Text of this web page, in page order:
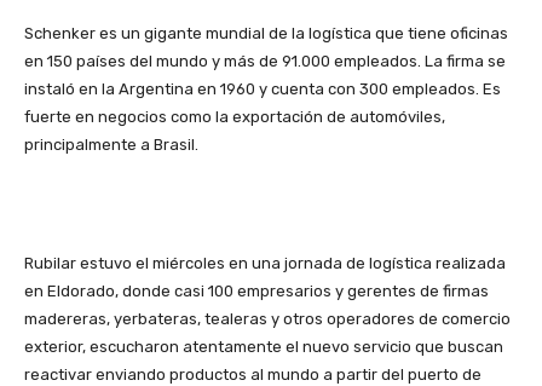
Schenker es un gigante mundial de la logística que tiene oficinas
en 150 países del mundo y más de 91.000 empleados. La firma se
instaló en la Argentina en 1960 y cuenta con 300 empleados. Es
fuerte en negocios como la exportación de automóviles,
principalmente a Brasil.
Rubilar estuvo el miércoles en una jornada de logística realizada
en Eldorado, donde casi 100 empresarios y gerentes de firmas
madereras, yerbateras, tealeras y otros operadores de comercio
exterior, escucharon atentamente el nuevo servicio que buscan
reactivar enviando productos al mundo a partir del puerto de